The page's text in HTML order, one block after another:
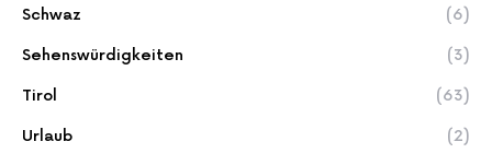
Schwaz (6)
Sehenswürdigkeiten (3)
Tirol (63)
Urlaub (2)